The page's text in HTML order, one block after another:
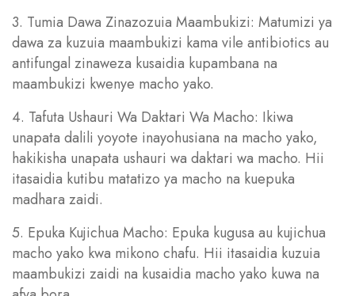
3. Tumia Dawa Zinazozuia Maambukizi: Matumizi ya
dawa za kuzuia maambukizi kama vile antibiotics au
antifungal zinaweza kusaidia kupambana na
maambukizi kwenye macho yako.
4. Tafuta Ushauri Wa Daktari Wa Macho: Ikiwa
unapata dalili yoyote inayohusiana na macho yako,
hakikisha unapata ushauri wa daktari wa macho. Hii
itasaidia kutibu matatizo ya macho na kuepuka
madhara zaidi.
5. Epuka Kujichua Macho: Epuka kugusa au kujichua
macho yako kwa mikono chafu. Hii itasaidia kuzuia
maambukizi zaidi na kusaidia macho yako kuwa na